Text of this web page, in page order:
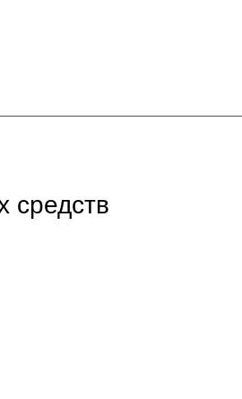
средств